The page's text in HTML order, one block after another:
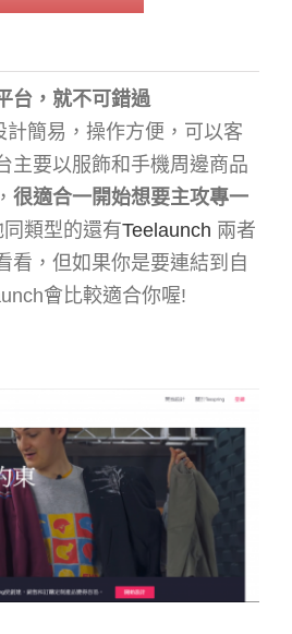
台，就不可錯過
計簡易，操作方便，可以客
主要以服飾和手機周邊商品
很適合一開始想要主攻專一
類型的還有Teelaunch 兩者
看，但如果你是要連結到自
會比較適合你喔!